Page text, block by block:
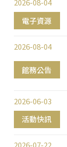
電子資源
2026-08-04
館務公告
2026-08-04
活動快訊
2026-06-03
2026-07-22